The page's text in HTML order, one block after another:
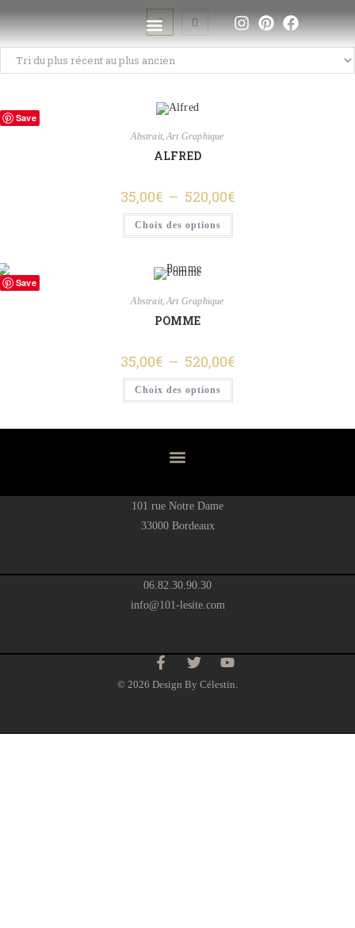
Save
Abstrait, Art Graphique
ALFRED
35,00€ – 520,00€
Choix des options
Save
Abstrait, Art Graphique
POMME
35,00€ – 520,00€
Choix des options
101 rue Notre Dame
33000 Bordeaux
06.82.30.90.30
info@101-lesite.com
© 2026 Design By Célestin.